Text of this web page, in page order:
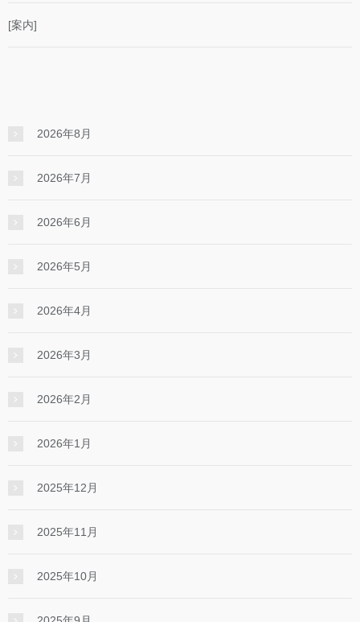
[案内]
2026年8月
2026年7月
2026年6月
2026年5月
2026年4月
2026年3月
2026年2月
2026年1月
2025年12月
2025年11月
2025年10月